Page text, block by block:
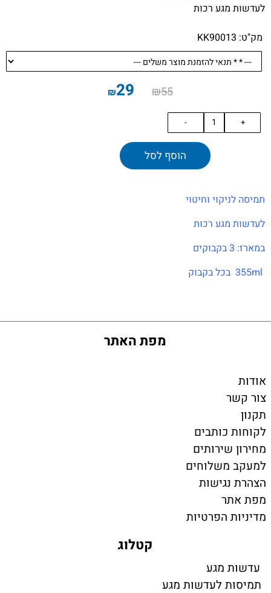
לעדשות מגע רכות
מק"ט: KK90013
₪55
₪29
הוסף לסל
תמיסה לניקוי וחיטוי
לעדשות מגע רכות
במארז: 3 בקבוקים
מפת האתר
אודות
צור קשר
תקנון
לקוחות כותבים
מחירון שירותים
למעקב משלוחים
הצהרת נגישות
מפת אתר
מדיניות הפרטיות
קטלוג
עדשות מגע
תמיסות לעדשות מגע